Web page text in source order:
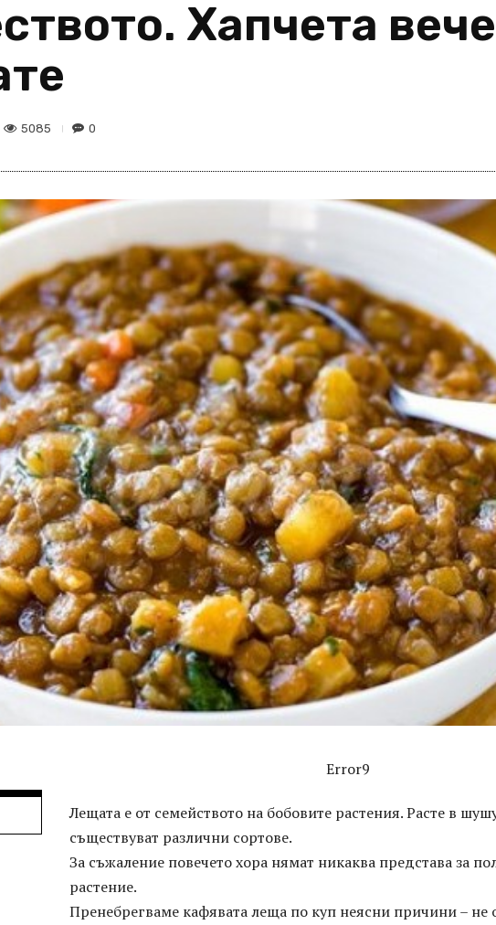
Хапчета
5085 0
Error9
Лещата е от семейството на бобовите растения. Расте в
съществуват различни сортове.
За съжаление повечето хора нямат никаква представа за
растение.
Пренебрегваме кафявата леща по куп неясни причини – не